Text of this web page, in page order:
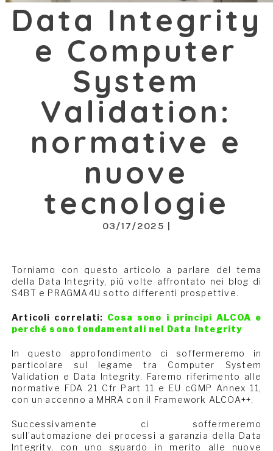
Data Integrity
e Computer
System
Validation:
normative e
nuove
tecnologie
03/17/2025 |
Torniamo con questo articolo a parlare del tema
della Data Integrity, più volte affrontato nei blog di
S4BT e PRAGMA4U sotto differenti prospettive.
Articoli correlati: Cosa sono i principi ALCOA e
perché sono fondamentali nel Data Integrity
In questo approfondimento ci soffermeremo in
particolare sul legame tra Computer System
Validation e Data Integrity. Faremo riferimento alle
normative FDA 21 Cfr Part 11 e EU cGMP Annex 11,
con un accenno a MHRA con il Framework ALCOA++.
Successivamente ci soffermeremo
sull’automazione dei processi a garanzia della Data
Integrity, con uno sguardo in merito alle nuove